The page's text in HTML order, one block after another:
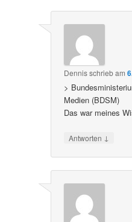
Dennisschriebam
>
Medien (BDSM)
Das war meines
Antworten ↓